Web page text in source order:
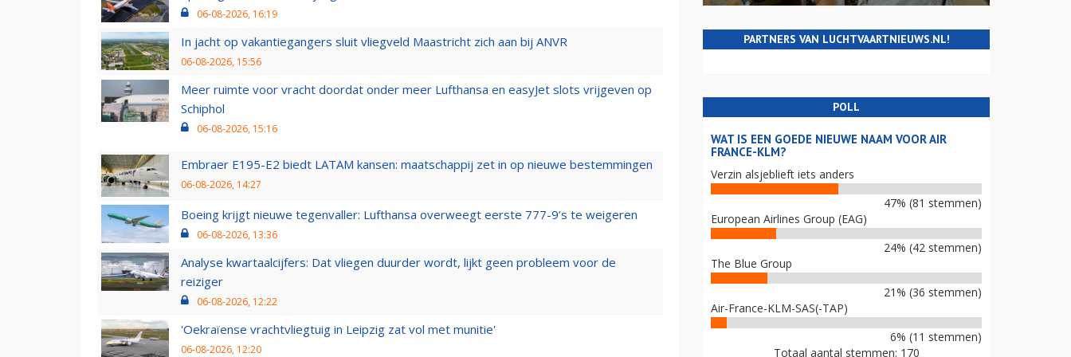
06-08-2026, 16:19
In jacht op vakantiegangers sluit vliegveld Maastricht zich aan bij ANVR
06-08-2026, 15:56
Meer ruimte voor vracht doordat onder meer Lufthansa en easyJet slots vrijgeven op
Schiphol
06-08-2026, 15:16
Embraer E195-E2 biedt LATAM kansen: maatschappij zet in op nieuwe bestemmingen
06-08-2026, 14:27
Boeing krijgt nieuwe tegenvaller: Lufthansa overweegt eerste 777-9’s te weigeren
06-08-2026, 13:36
Analyse kwartaalcijfers: Dat vliegen duurder wordt, lijkt geen probleem voor de
reiziger
06-08-2026, 12:22
'Oekraïense vrachtvliegtuig in Leipzig zat vol met munitie'
06-08-2026, 12:20
PARTNERS VAN LUCHTVAARTNIEUWS.NL!
POLL
WAT IS EEN GOEDE NIEUWE NAAM VOOR AIR
FRANCE-KLM?
Verzin alsjeblieft iets anders
47% (81 stemmen)
European Airlines Group (EAG)
24% (42 stemmen)
The Blue Group
21% (36 stemmen)
Air-France-KLM-SAS(-TAP)
6% (11 stemmen)
Totaal aantal stemmen: 170